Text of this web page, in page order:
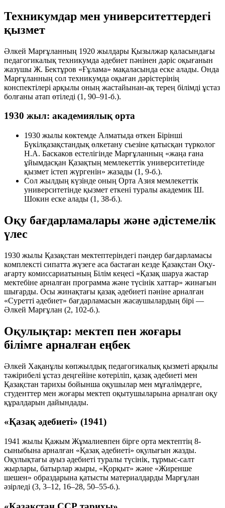
Техникумдар мен университеттердегі
қызмет
Әлкей Марғұланның 1920 жылдары Қызылжар қаласындағы
педагогикалық техникумда әдебиет пәнінен дәріс оқығанын
жазушы Ж. Бектұров «Ғұлама» мақаласында еске алады. Онда
Марғұланның сол техникумда оқыған дәрістерінің
конспектілері арқылы оның жастайынан-ақ терең білімді ұстаз
болғаны атап өтіледі (1, 90–91-б.).
1930 жыл: академиялық орта
1930 жылы көктемде Алматыда өткен Бірінші
Бүкілқазақстандық өлкетану съезіне қатысқан түрколог
Н.А. Баскаков естелігінде Марғұланның «жаңа ғана
ұйымдасқан Қазақтың мемлекеттік университетінде
қызмет істеп жүргенін» жазады (1, 9-б.).
Сол жылдың күзінде оның Орта Азия мемлекеттік
университетінде қызмет еткені туралы академик Ш.
Шокин еске алады (1, 38-б.).
Оқу бағдарламалары және әдістемелік
үлес
1930 жылы Қазақстан мектептеріндегі пәндер бағдарламасы
комплексті сипатта жүзеге аса бастаған кезде Қазақстан Оқу-
ағарту комиссариатының Білім кеңесі «Қазақ шаруа жастар
мектебіне арналған программа және түсінік хаттар» жинағын
шығарды. Осы жинақтағы қазақ әдебиеті пәніне арналған
«Суретті әдебиет» бағдарламасын жасаушылардың бірі —
Әлкей Марғұлан (2, 102-б.).
Оқулықтар: мектеп пен жоғары
білімге арналған еңбек
Әлкей Хақанұлы көпжылдық педагогикалық қызметі арқылы
тәжірибелі ұстаз деңгейіне көтеріліп, қазақ әдебиеті мен
Қазақстан тарихы бойынша оқушылар мен мұғалімдерге,
студенттер мен жоғары мектеп оқытушыларына арналған оқу
құралдарын дайындады.
«Қазақ әдебиеті» (1941)
1941 жылы Қажым Жұмалиевпен бірге орта мектептің 8-
сыныбына арналған «Қазақ әдебиеті» оқулығын жазды.
Оқулықтағы ауыз әдебиеті туралы түсінік, тұрмыс-салт
жырлары, батырлар жыры, «Қорқыт» және «Жиренше
шешен» образдарына қатысты материалдарды Марғұлан
әзірледі (3, 3–12, 16–28, 50–55-б.).